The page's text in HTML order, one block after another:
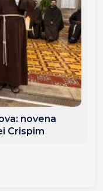
novena
Crispim